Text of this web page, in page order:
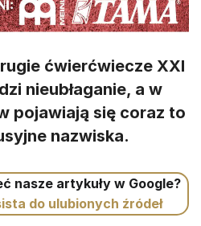
ćwierćwiecze XXI
nieubłaganie, a w
pojawiają się coraz to
nazwiska.
nasze artykuły w Google?
do ulubionych źródeł